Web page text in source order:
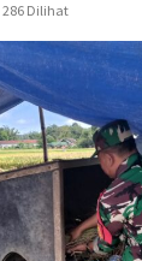
286 Dilihat